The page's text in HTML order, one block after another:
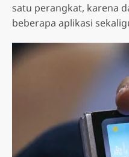
satu perangkat, karena
beberapa aplikasi